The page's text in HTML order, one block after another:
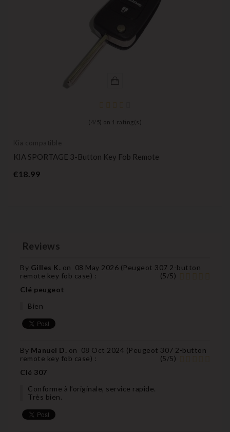
( 4/ 5) on 1 rating(s)
Kia compatible
KIA SPORTAGE 3-Button Key Fob Remote
€18.99Price
Reviews
By Gilles K. on 08 May 2026 (Peugeot 307 2-button
remote key fob case) : (5/5)
Clé peugeot
Bien
By Manuel D. on 08 Oct 2024 (Peugeot 307 2-button
remote key fob case) : (5/5)
Clé 307
Conforme à l’originale, service rapide.
Très bien.